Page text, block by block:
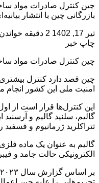
چین کنترل صادرات مواد
بازرگانی چین با انتشار
تیر 17, 1402
2 دقیقه خواندن
چاپ خبر
چین کنترل صادرات مواد
چین قصد دارد کنترل
امنیت ملی این کشور انجام
این کنترل‌ها قرار است از
گالیم، سلنید گالیم و
تتراکلرید ژرمانیوم و فسفید
الکترونیکی حالت جامد و